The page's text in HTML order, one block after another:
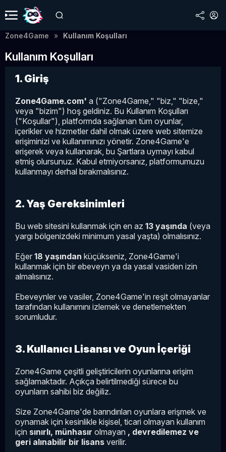
Zone4Game Kullanım Koşulları
Kullanım Koşulları
1. Giriş
Zone4Game.com' a ("Zone4Game," "biz," "bize,"
veya "bizim") hoş geldiniz. Bu Kullanım Koşulları
("Koşullar"), platformda sağlanan tüm oyunlar,
içerikler ve hizmetler dahil olmak üzere web sitemize
erişiminizi ve kullanımınızı yönetir. Zone4Game'e
erişerek veya kullanarak, bu Şartlara uymayı kabul
etmiş olursunuz. Kabul etmiyorsanız, platformumuzu
kullanmayı derhal bırakmalısınız.
2. Yaş Gereksinimleri
Bu web sitesini kullanmak için en az 13 yaşında (veya
yargı bölgenizdeki minimum yasal yaşta) olmalısınız.
Eğer 18 yaşından küçükseniz, Zone4Game'i
kullanmak için bir ebeveyn ya da yasal vasiden izin
almalısınız.
Ebeveynler ve vasiler, Zone4Game'in reşit olmayanlar
tarafından kullanımını izlemek ve denetlemekten
sorumludur.
3. Kullanıcı Lisansı ve Oyun İçeriği
Zone4Game çeşitli geliştiricilerin oyunlarına erişim
sağlamaktadır. Açıkça belirtilmediği sürece bu
oyunların sahibi biz değiliz.
Size Zone4Game'de barındırılan oyunlara erişmek ve
oynamak için kesinlikle kişisel, ticari olmayan kullanım
için sınırlı, münhasır olmayan , devredilemez ve
geri alınabilir bir lisans verilir.